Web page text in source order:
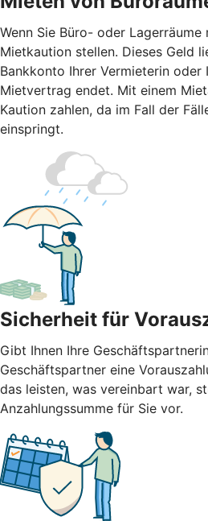
Wenn Sie Büro- oder Lagerräume
Mietkaution stellen. Dieses Geld
Bankkonto Ihrer Vermieterin oder
Mietvertrag endet. Mit einem
Kaution zahlen, da im Fall der
einspringt.
Sicherheit für
Gibt Ihnen Ihre
Geschäftspartner eine
das leisten, was vereinbart war,
Anzahlungssumme für Sie vor.